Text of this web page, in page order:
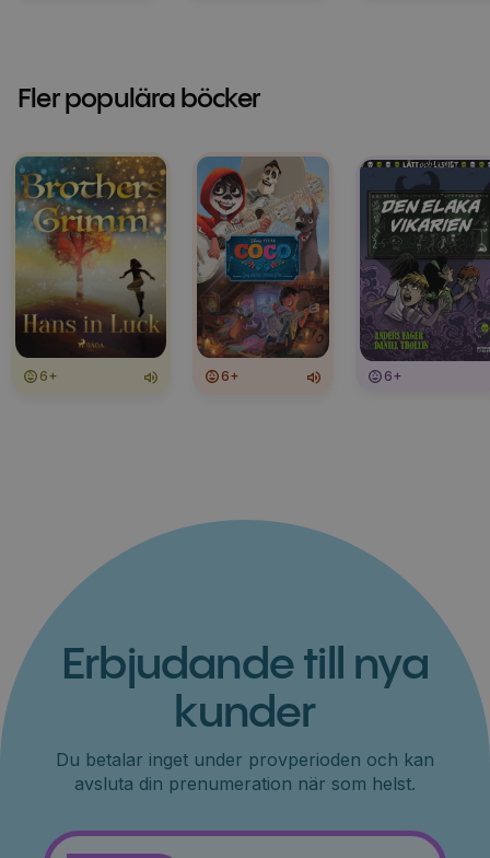
Fler populära böcker
6+ 6+ 6+
Erbjudande till nya
kunder
Du betalar inget under provperioden och kan
avsluta din prenumeration när som helst.